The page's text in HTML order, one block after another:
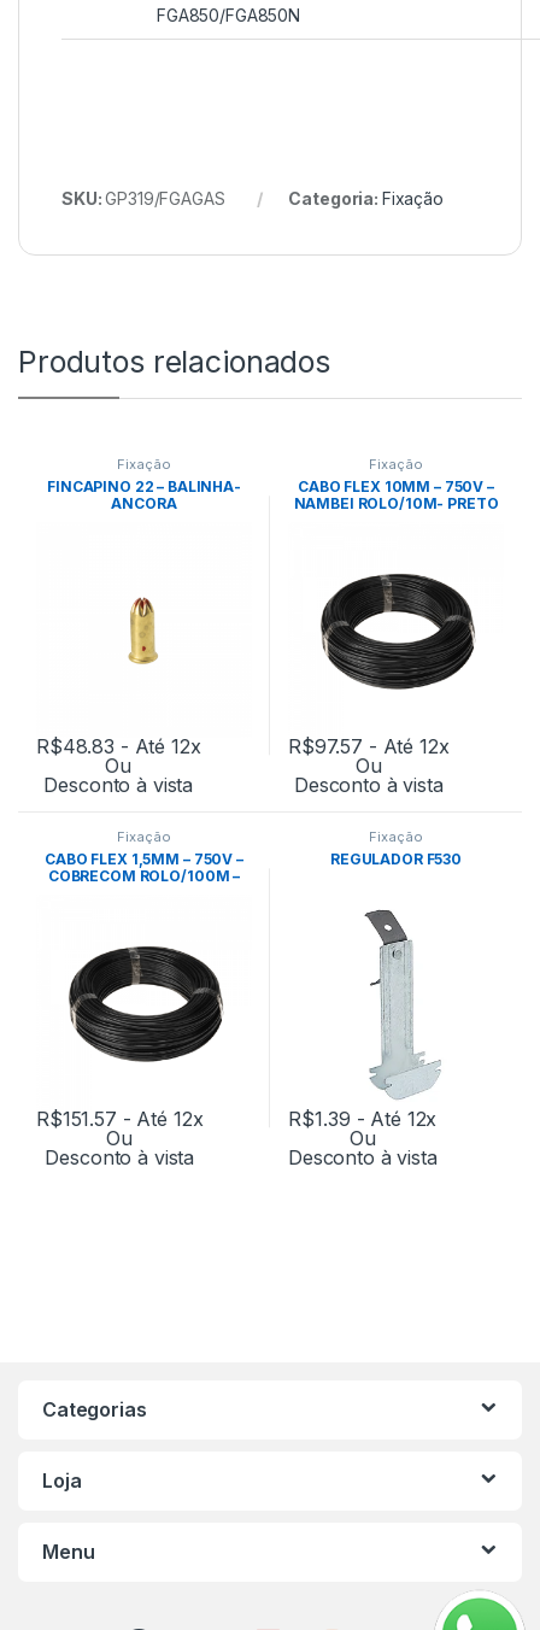
FGA850/FGA850N
SKU:GP319/FGAGAS Categoria: Fixação
Produtos relacionados
Fixação
FINCAPINO 22 – BALINHA-
ANCORA
R$48.83 - Até 12x
Ou
Desconto à vista
Fixação
CABO FLEX 10MM – 750V –
NAMBEI ROLO/10M- PRETO
R$97.57 - Até 12x
Ou
Desconto à vista
Fixação
CABO FLEX 1,5MM – 750V –
COBRECOM ROLO/100M –
R$151.57 - Até 12x
Ou
Desconto à vista
Fixação
REGULADOR F530
R$1.39 - Até 12x
Ou
Desconto à vista
Categorias
Loja
Menu